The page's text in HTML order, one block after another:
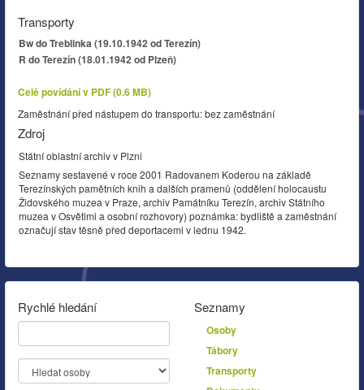
Transporty
Bw do Treblinka (19.10.1942 od Terezín)
R do Terezín (18.01.1942 od Plzeň)
Celé povídání v PDF (0.6 MB)
Zaměstnání před nástupem do transportu: bez zaměstnání
Zdroj
Státní oblastní archiv v Plzni
Seznamy sestavené v roce 2001 Radovanem Koderou na základě
Terezínských pamětních knih a dalších pramenů (oddělení holocaustu
Židovského muzea v Praze, archiv Památníku Terezín, archiv Státního
muzea v Osvětimi a osobní rozhovory) poznámka: bydliště a zaměstnání
označují stav těsně před deportacemi v lednu 1942.
Rychlé hledání Seznamy
Osoby
Tábory
Transporty